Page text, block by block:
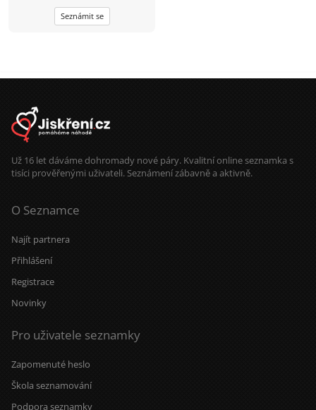
Seznámit se
Už 16 let dáváme dohromady nové páry. Kvalitní online seznamka s
tisíci prověřenými uživateli. Seznámení zábavně a aktivně.
O Seznamce
Najít partnera
Přihlášení
Registrace
Novinky
Pro uživatele seznamky
Zapomenuté heslo
Škola seznamování
Podpora seznamky